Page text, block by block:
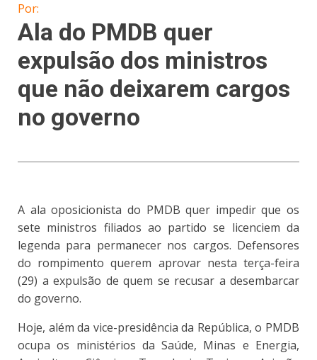
Por:
Ala do PMDB quer
expulsão dos ministros
que não deixarem cargos
no governo
A ala oposicionista do PMDB quer impedir que os
sete ministros filiados ao partido se licenciem da
legenda para permanecer nos cargos. Defensores
do rompimento querem aprovar nesta terça-feira
(29) a expulsão de quem se recusar a desembarcar
do governo.
Hoje, além da vice-presidência da República, o PMDB
ocupa os ministérios da Saúde, Minas e Energia,